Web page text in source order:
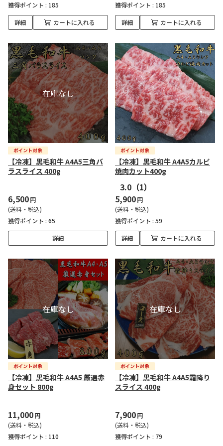
獲得ポイント : 185
詳細 カートに入れる
獲得ポイント : 185
詳細 カートに入れる
【冷凍】黒毛和牛 A4A5三角バ
ラスライス 400g
6,500円
(送料・税込)
獲得ポイント : 65
詳細
【冷凍】黒毛和牛 A4A5カルビ
焼肉カット400g
3.0 （1）
5,900円
(送料・税込)
獲得ポイント : 59
詳細 カートに入れる
【冷凍】黒毛和牛 A4A5 厳選赤
身セット 800g
11,000円
(送料・税込)
獲得ポイント : 110
【冷凍】黒毛和牛 A4A5霜降り
スライス 400g
7,900円
(送料・税込)
獲得ポイント : 79